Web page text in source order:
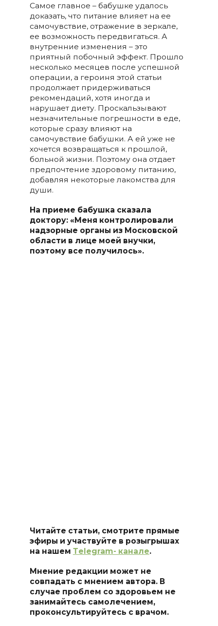
Самое главное – бабушке удалось
доказать, что питание влияет на ее
самочувствие, отражение в зеркале,
ее возможность передвигаться. А
внутренние изменения – это
приятный побочный эффект. Прошло
несколько месяцев после успешной
операции, а героиня этой статьи
продолжает придерживаться
рекомендаций, хотя иногда и
нарушает диету. Проскальзывают
незначительные погрешности в еде,
которые сразу влияют на
самочувствие бабушки. А ей уже не
хочется возвращаться к прошлой,
больной жизни. Поэтому она отдает
предпочтение здоровому питанию,
добавляя некоторые лакомства для
души.
На приеме бабушка сказала
доктору: «Меня контролировали
надзорные органы из Московской
области в лице моей внучки,
поэтому все получилось».
Читайте статьи, смотрите прямые
эфиры и участвуйте в розыгрышах
на нашем Тelegram- канале.
Мнение редакции может не
совпадать с мнением автора. В
случае проблем со здоровьем не
занимайтесь самолечением,
проконсультируйтесь с врачом.